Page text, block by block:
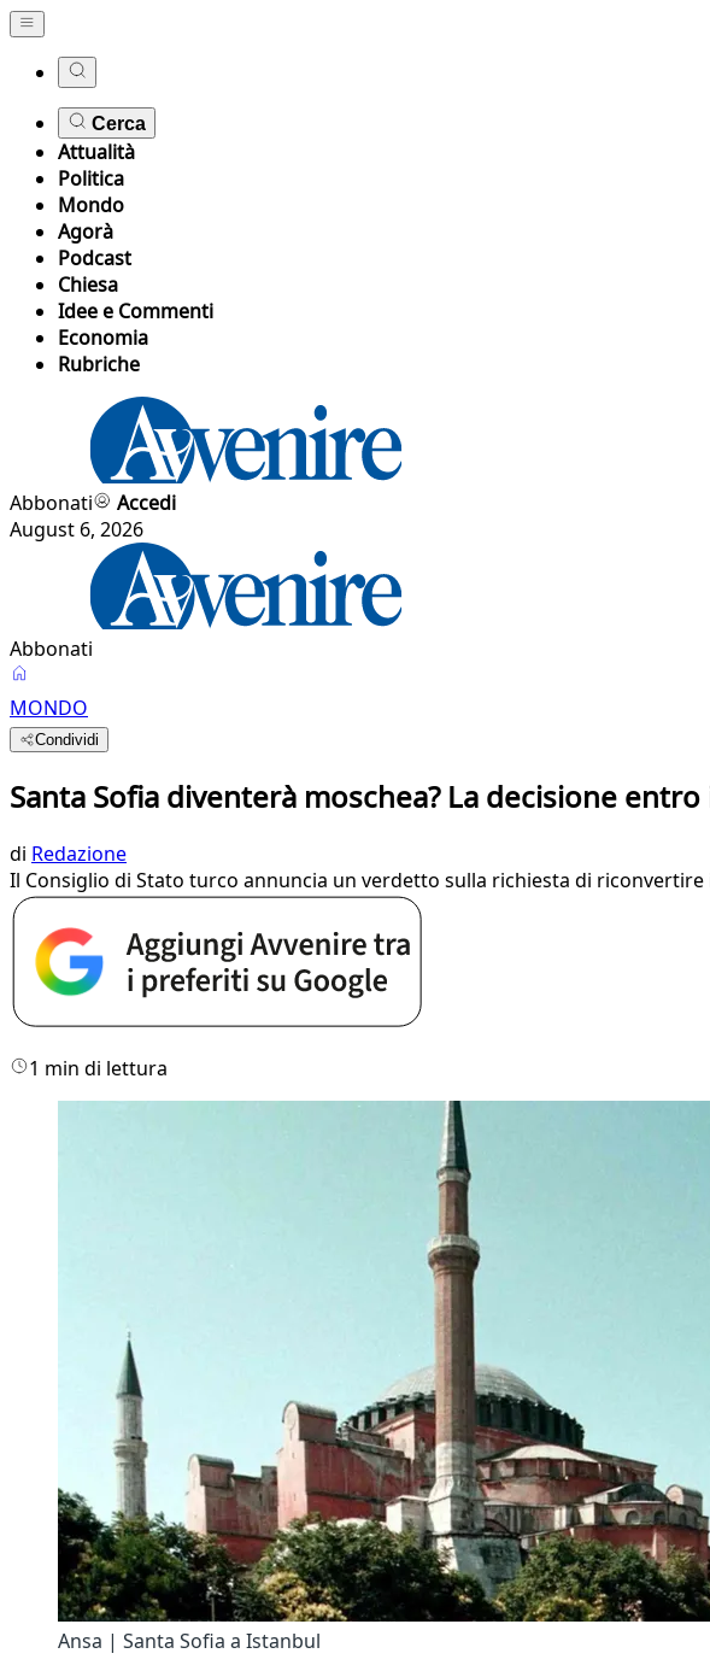
Cerca
Attualità
Politica
Mondo
Agorà
Podcast
Chiesa
Idee e Commenti
Economia
Rubriche
Abbonati
Accedi
August 6, 2026
Abbonati
MONDO
Condividi
Santa Sofia diventerà moschea? La decisione
di Redazione
Il Consiglio di Stato turco annuncia un verdetto sulla richiesta di
1 min di lettura
Ansa | Santa Sofia a Istanbul